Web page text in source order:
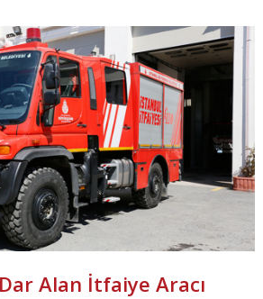
Alan İtfaiye Aracı